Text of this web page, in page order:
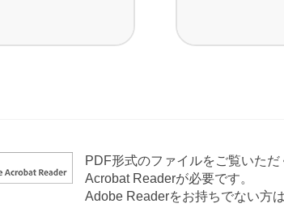
PDF形式のファイルをご覧いた
Acrobat Readerが必要です。
Adobe Readerをお持ちでない方